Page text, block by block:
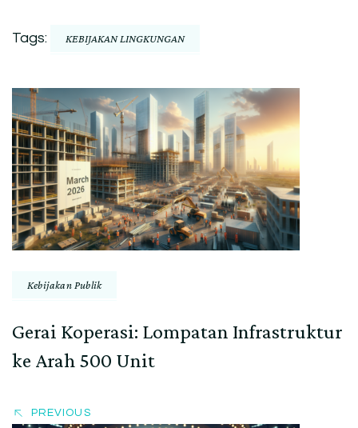
Tags: KEBIJAKAN LINGKUNGAN
Post
Navigation
Kebijakan Publik
Gerai Koperasi: Lompatan Infrastruktur
ke Arah 500 Unit
PREVIOUS